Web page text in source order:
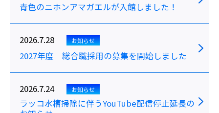
青色のニホンアマガエルが入館しました！
2026.7.28 お知らせ
2027年度 総合職採用の募集を開始しました
2026.7.24 お知らせ
ラッコ水槽掃除に伴うYouTube配信停止延長の